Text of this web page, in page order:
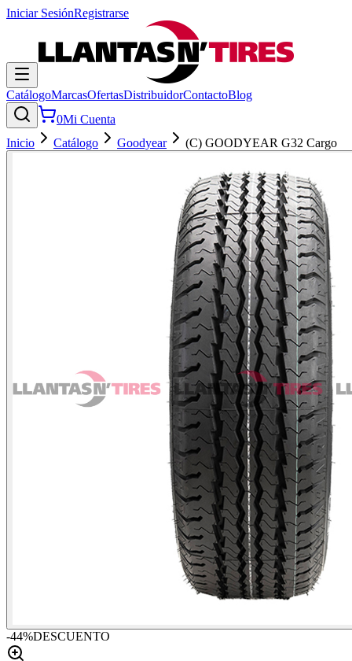
Iniciar SesiónRegistrarse
CatálogoMarcasOfertasDistribuidorContactoBlog
0Mi Cuenta
Inicio
Catálogo Goodyear (C) GOODYEAR G32 Cargo
-44%DESCUENTO